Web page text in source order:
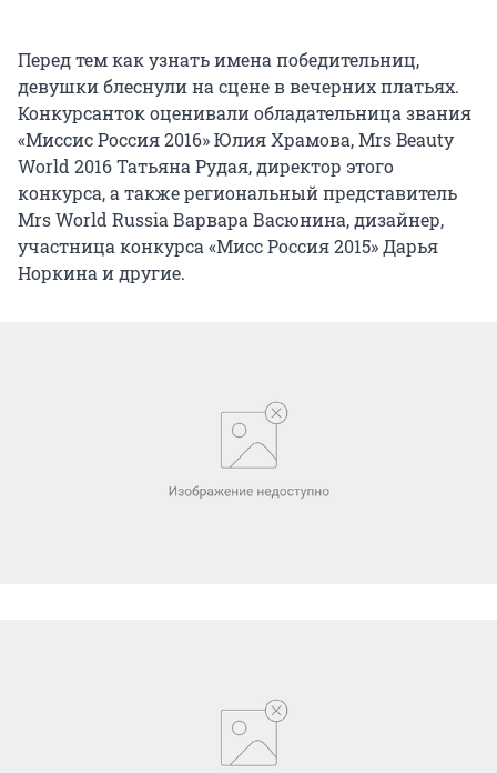
Перед тем как узнать имена победительниц,
девушки блеснули на сцене в вечерних платьях.
Конкурсанток оценивали обладательница звания
«Миссис Россия 2016» Юлия Храмова, Mrs Beauty
World 2016 Татьяна Рудая, директор этого
конкурса, а также региональный представитель
Mrs World Russia Варвара Васюнина, дизайнер,
участница конкурса «Мисс Россия 2015» Дарья
Норкина и другие.